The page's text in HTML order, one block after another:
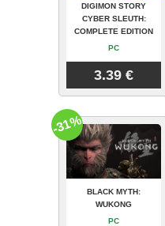
DIGIMON STORY
CYBER SLEUTH:
COMPLETE EDITION
PC
3.39 €
BLACK MYTH:
WUKONG
PC
-31%